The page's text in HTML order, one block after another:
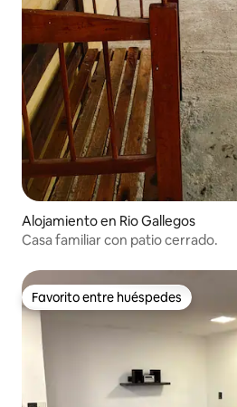
Alojamiento en Rio Gallegos
Casa familiar con patio cerrado.
Favorito entre huéspedes
Favorito entre huéspedes